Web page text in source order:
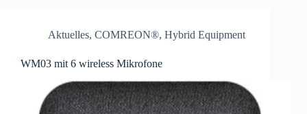
Aktuelles, COMREON®, Hybrid Equipment
WM03 mit 6 wireless Mikrofone